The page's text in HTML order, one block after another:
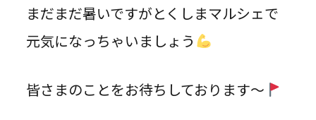
まだまだ暑いですがとくしまマルシェで
元気になっちゃいましょう
皆さまのことをお待ちしております～